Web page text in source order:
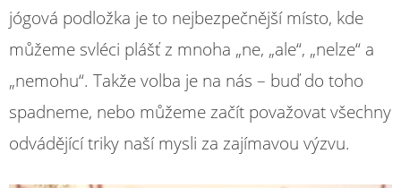
jógová podložka je to nejbezpečnější místo, kde
můžeme svléci plášť z mnoha „ne, „ale“, „nelze“ a
„nemohu“. Takže volba je na nás – buď do toho
spadneme, nebo můžeme začít považovat všechny
odvádějící triky naší mysli za zajímavou výzvu.